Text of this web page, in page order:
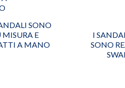
SONO
MISURA E
A MANO
I
SONO